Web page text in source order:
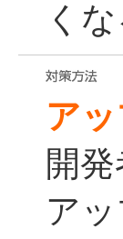
く
ア
開
ア